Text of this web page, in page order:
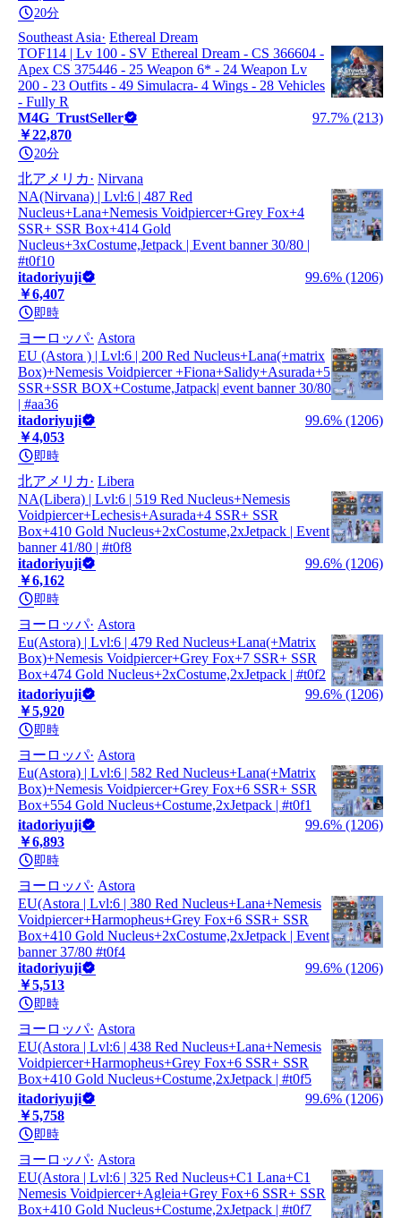
20分
Southeast Asia Ethereal Dream
TOF114 | Lv 100 - SV Ethereal Dream - CS 366604 -
Apex CS 375446 - 25 Weapon 6* - 24 Weapon Lv
200 - 23 Outfits - 49 Simulacra- 4 Wings - 28 Vehicles
- Fully R
M4G_TrustSeller
97.7% (213)
￥22,870
20分
北アメリカ
Nirvana
NA(Nirvana) | Lvl:6 | 487 Red
Nucleus+Lana+Nemesis Voidpiercer+Grey Fox+4
SSR+ SSR Box+414 Gold
Nucleus+3xCostume,Jetpack | Event banner 30/80 |
#t0f10
itadoriyuji
99.6% (1206)
￥6,407
即時
ヨーロッパ Astora
EU (Astora ) | Lvl:6 | 200 Red Nucleus+Lana(+matrix
Box)+Nemesis Voidpiercer +Fiona+Salidy+Asurada+5
SSR+SSR BOX+Costume,Jatpack| event banner 30/80
| #aa36
itadoriyuji
99.6% (1206)
￥4,053
即時
北アメリカ
Libera
NA(Libera) | Lvl:6 | 519 Red Nucleus+Nemesis
Voidpiercer+Lechesis+Asurada+4 SSR+ SSR
Box+410 Gold Nucleus+2xCostume,2xJetpack | Event
banner 41/80 | #t0f8
itadoriyuji
99.6% (1206)
￥6,162
即時
ヨーロッパ Astora
Eu(Astora) | Lvl:6 | 479 Red Nucleus+Lana(+Matrix
Box)+Nemesis Voidpiercer+Grey Fox+7 SSR+ SSR
Box+474 Gold Nucleus+2xCostume,2xJetpack | #t0f2
itadoriyuji
99.6% (1206)
￥5,920
即時
ヨーロッパ Astora
Eu(Astora) | Lvl:6 | 582 Red Nucleus+Lana(+Matrix
Box)+Nemesis Voidpiercer+Grey Fox+6 SSR+ SSR
Box+554 Gold Nucleus+Costume,2xJetpack | #t0f1
itadoriyuji
99.6% (1206)
￥6,893
即時
ヨーロッパ Astora
EU(Astora | Lvl:6 | 380 Red Nucleus+Lana+Nemesis
Voidpiercer+Harmopheus+Grey Fox+6 SSR+ SSR
Box+410 Gold Nucleus+2xCostume,2xJetpack | Event
banner 37/80 #t0f4
itadoriyuji
99.6% (1206)
￥5,513
即時
ヨーロッパ Astora
EU(Astora | Lvl:6 | 438 Red Nucleus+Lana+Nemesis
Voidpiercer+Harmopheus+Grey Fox+6 SSR+ SSR
Box+410 Gold Nucleus+Costume,2xJetpack | #t0f5
itadoriyuji
99.6% (1206)
￥5,758
即時
ヨーロッパ Astora
EU(Astora | Lvl:6 | 325 Red Nucleus+C1 Lana+C1
Nemesis Voidpiercer+Agleia+Grey Fox+6 SSR+ SSR
Box+410 Gold Nucleus+Costume,2xJetpack | #t0f7